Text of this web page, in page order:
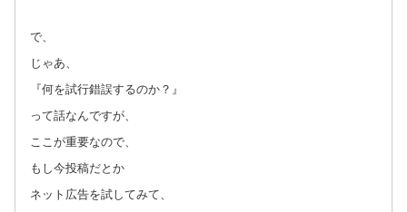
で、
じゃあ、
『何を試行錯誤するのか？』
って話なんですが、
ここが重要なので、
もし今投稿だとか
ネット広告を試してみて、